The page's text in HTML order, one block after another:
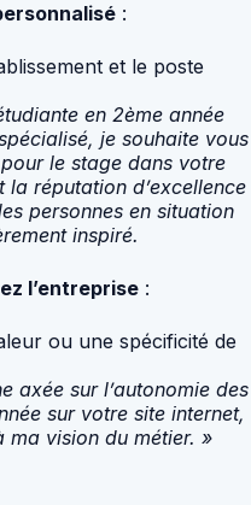
:
et le poste
en 2ème année
je souhaite vous
le stage dans votre
réputation d’excellence
personnes en situation
inspiré.
l’entreprise :
ou une spécificité de
axée sur l’autonomie des
sur votre site internet,
vision du métier. »